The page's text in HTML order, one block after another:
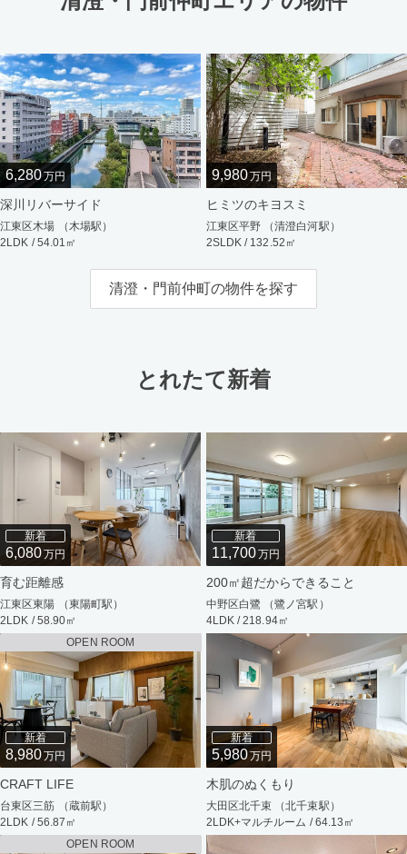
6,280万円
深川リバーサイド
江東区木場 （木場駅）
2LDK / 54.01㎡
9,980万円
ヒミツのキヨスミ
江東区平野 （清澄白河駅）
2SLDK / 132.52㎡
清澄・門前仲町の物件を探す
とれたて新着
新着
6,080万円
育む距離感
江東区東陽 （東陽町駅）
2LDK / 58.90㎡
新着
11,700万円
200㎡超だからできること
中野区白鷺 （鷺ノ宮駅）
4LDK / 218.94㎡
OPEN ROOM
新着
8,980万円
CRAFT LIFE
台東区三筋 （蔵前駅）
2LDK / 56.87㎡
新着
5,980万円
木肌のぬくもり
大田区北千束 （北千束駅）
2LDK+マルチルーム / 64.13㎡
OPEN ROOM